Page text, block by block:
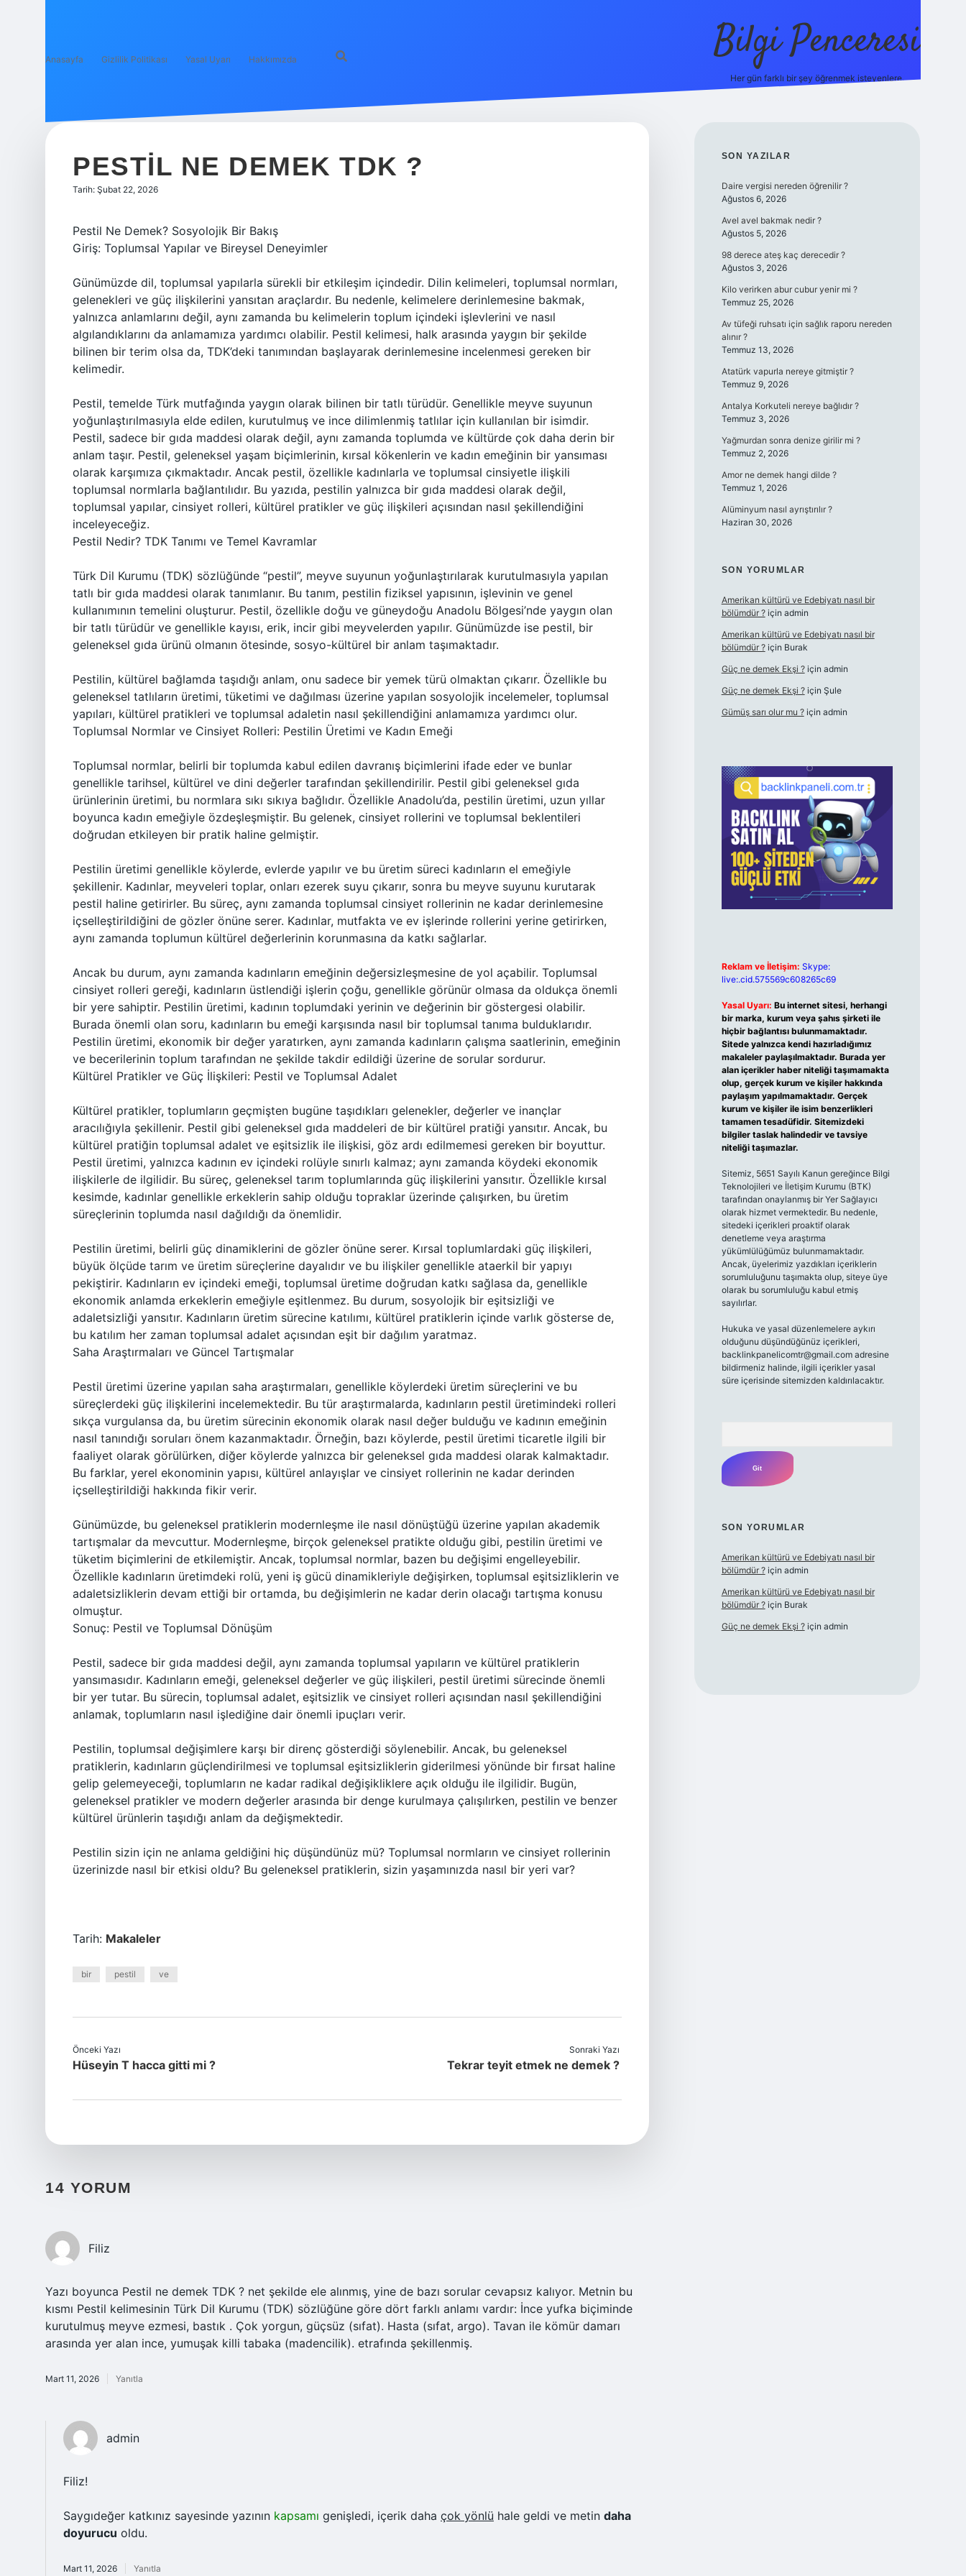
Anasayfa Gizlilik Politikası Yasal Uyarı Hakkımızda Bilgi Penceresi
Her gün farklı bir şey öğrenmek isteyenlere.
PESTIL NE DEMEK TDK ?
Tarih: Şubat 22, 2026
Pestil Ne Demek? Sosyolojik Bir Bakış
Giriş: Toplumsal Yapılar ve Bireysel Deneyimler
Günümüzde dil, toplumsal yapılarla sürekli bir etkileşim içindedir. Dilin kelimeleri, toplumsal normları,
gelenekleri ve güç ilişkilerini yansıtan araçlardır. Bu nedenle, kelimelere derinlemesine bakmak,
yalnızca anlamlarını değil, aynı zamanda bu kelimelerin toplum içindeki işlevlerini ve nasıl
algılandıklarını da anlamamıza yardımcı olabilir. Pestil kelimesi, halk arasında yaygın bir şekilde
bilinen bir terim olsa da, TDK’deki tanımından başlayarak derinlemesine incelenmesi gereken bir
kelimedir.
Pestil, temelde Türk mutfağında yaygın olarak bilinen bir tatlı türüdür. Genellikle meyve suyunun
yoğunlaştırılmasıyla elde edilen, kurutulmuş ve ince dilimlenmiş tatlılar için kullanılan bir isimdir.
Pestil, sadece bir gıda maddesi olarak değil, aynı zamanda toplumda ve kültürde çok daha derin bir
anlam taşır. Pestil, geleneksel yaşam biçimlerinin, kırsal kökenlerin ve kadın emeğinin bir yansıması
olarak karşımıza çıkmaktadır. Ancak pestil, özellikle kadınlarla ve toplumsal cinsiyetle ilişkili
toplumsal normlarla bağlantılıdır. Bu yazıda, pestilin yalnızca bir gıda maddesi olarak değil,
toplumsal yapılar, cinsiyet rolleri, kültürel pratikler ve güç ilişkileri açısından nasıl şekillendiğini
inceleyeceğiz.
Pestil Nedir? TDK Tanımı ve Temel Kavramlar
Türk Dil Kurumu (TDK) sözlüğünde “pestil”, meyve suyunun yoğunlaştırılarak kurutulmasıyla yapılan
tatlı bir gıda maddesi olarak tanımlanır. Bu tanım, pestilin fiziksel yapısının, işlevinin ve genel
kullanımının temelini oluşturur. Pestil, özellikle doğu ve güneydoğu Anadolu Bölgesi’nde yaygın olan
bir tatlı türüdür ve genellikle kayısı, erik, incir gibi meyvelerden yapılır. Günümüzde ise pestil, bir
geleneksel gıda ürünü olmanın ötesinde, sosyo-kültürel bir anlam taşımaktadır.
Pestilin, kültürel bağlamda taşıdığı anlam, onu sadece bir yemek türü olmaktan çıkarır. Özellikle bu
geleneksel tatlıların üretimi, tüketimi ve dağılması üzerine yapılan sosyolojik incelemeler, toplumsal
yapıları, kültürel pratikleri ve toplumsal adaletin nasıl şekillendiğini anlamamıza yardımcı olur.
Toplumsal Normlar ve Cinsiyet Rolleri: Pestilin Üretimi ve Kadın Emeği
Toplumsal normlar, belirli bir toplumda kabul edilen davranış biçimlerini ifade eder ve bunlar
genellikle tarihsel, kültürel ve dini değerler tarafından şekillendirilir. Pestil gibi geleneksel gıda
ürünlerinin üretimi, bu normlara sıkı sıkıya bağlıdır. Özellikle Anadolu’da, pestilin üretimi, uzun yıllar
boyunca kadın emeğiyle özdeşleşmiştir. Bu gelenek, cinsiyet rollerini ve toplumsal beklentileri
doğrudan etkileyen bir pratik haline gelmiştir.
Pestilin üretimi genellikle köylerde, evlerde yapılır ve bu üretim süreci kadınların el emeğiyle
şekillenir. Kadınlar, meyveleri toplar, onları ezerek suyu çıkarır, sonra bu meyve suyunu kurutarak
pestil haline getirirler. Bu süreç, aynı zamanda toplumsal cinsiyet rollerinin ne kadar derinlemesine
içselleştirildiğini de gözler önüne serer. Kadınlar, mutfakta ve ev işlerinde rollerini yerine getirirken,
aynı zamanda toplumun kültürel değerlerinin korunmasına da katkı sağlarlar.
Ancak bu durum, aynı zamanda kadınların emeğinin değersizleşmesine de yol açabilir. Toplumsal
cinsiyet rolleri gereği, kadınların üstlendiği işlerin çoğu, genellikle görünür olmasa da oldukça önemli
bir yere sahiptir. Pestilin üretimi, kadının toplumdaki yerinin ve değerinin bir göstergesi olabilir.
Burada önemli olan soru, kadınların bu emeği karşısında nasıl bir toplumsal tanıma bulduklarıdır.
Pestilin üretimi, ekonomik bir değer yaratırken, aynı zamanda kadınların çalışma saatlerinin, emeğinin
ve becerilerinin toplum tarafından ne şekilde takdir edildiği üzerine de sorular sordurur.
Kültürel Pratikler ve Güç İlişkileri: Pestil ve Toplumsal Adalet
Kültürel pratikler, toplumların geçmişten bugüne taşıdıkları gelenekler, değerler ve inançlar
aracılığıyla şekillenir. Pestil gibi geleneksel gıda maddeleri de bir kültürel pratiği yansıtır. Ancak, bu
kültürel pratiğin toplumsal adalet ve eşitsizlik ile ilişkisi, göz ardı edilmemesi gereken bir boyuttur.
Pestil üretimi, yalnızca kadının ev içindeki rolüyle sınırlı kalmaz; aynı zamanda köydeki ekonomik
ilişkilerle de ilgilidir. Bu süreç, geleneksel tarım toplumlarında güç ilişkilerini yansıtır. Özellikle kırsal
kesimde, kadınlar genellikle erkeklerin sahip olduğu topraklar üzerinde çalışırken, bu üretim
süreçlerinin toplumda nasıl dağıldığı da önemlidir.
Pestilin üretimi, belirli güç dinamiklerini de gözler önüne serer. Kırsal toplumlardaki güç ilişkileri,
büyük ölçüde tarım ve üretim süreçlerine dayalıdır ve bu ilişkiler genellikle ataerkil bir yapıyı
pekiştirir. Kadınların ev içindeki emeği, toplumsal üretime doğrudan katkı sağlasa da, genellikle
ekonomik anlamda erkeklerin emeğiyle eşitlenmez. Bu durum, sosyolojik bir eşitsizliği ve
adaletsizliği yansıtır. Kadınların üretim sürecine katılımı, kültürel pratiklerin içinde varlık gösterse de,
bu katılım her zaman toplumsal adalet açısından eşit bir dağılım yaratmaz.
Saha Araştırmaları ve Güncel Tartışmalar
Pestil üretimi üzerine yapılan saha araştırmaları, genellikle köylerdeki üretim süreçlerini ve bu
süreçlerdeki güç ilişkilerini incelemektedir. Bu tür araştırmalarda, kadınların pestil üretimindeki rolleri
sıkça vurgulansa da, bu üretim sürecinin ekonomik olarak nasıl değer bulduğu ve kadının emeğinin
nasıl tanındığı soruları önem kazanmaktadır. Örneğin, bazı köylerde, pestil üretimi ticaretle ilgili bir
faaliyet olarak görülürken, diğer köylerde yalnızca bir geleneksel gıda maddesi olarak kalmaktadır.
Bu farklar, yerel ekonominin yapısı, kültürel anlayışlar ve cinsiyet rollerinin ne kadar derinden
içselleştirildiği hakkında fikir verir.
Günümüzde, bu geleneksel pratiklerin modernleşme ile nasıl dönüştüğü üzerine yapılan akademik
tartışmalar da mevcuttur. Modernleşme, birçok geleneksel pratikte olduğu gibi, pestilin üretimi ve
tüketim biçimlerini de etkilemiştir. Ancak, toplumsal normlar, bazen bu değişimi engelleyebilir.
Özellikle kadınların üretimdeki rolü, yeni iş gücü dinamikleriyle değişirken, toplumsal eşitsizliklerin ve
adaletsizliklerin devam ettiği bir ortamda, bu değişimlerin ne kadar derin olacağı tartışma konusu
olmuştur.
Sonuç: Pestil ve Toplumsal Dönüşüm
Pestil, sadece bir gıda maddesi değil, aynı zamanda toplumsal yapıların ve kültürel pratiklerin
yansımasıdır. Kadınların emeği, geleneksel değerler ve güç ilişkileri, pestil üretimi sürecinde önemli
bir yer tutar. Bu sürecin, toplumsal adalet, eşitsizlik ve cinsiyet rolleri açısından nasıl şekillendiğini
anlamak, toplumların nasıl işlediğine dair önemli ipuçları verir.
Pestilin, toplumsal değişimlere karşı bir direnç gösterdiği söylenebilir. Ancak, bu geleneksel
pratiklerin, kadınların güçlendirilmesi ve toplumsal eşitsizliklerin giderilmesi yönünde bir fırsat haline
gelip gelemeyeceği, toplumların ne kadar radikal değişikliklere açık olduğu ile ilgilidir. Bugün,
geleneksel pratikler ve modern değerler arasında bir denge kurulmaya çalışılırken, pestilin ve benzer
kültürel ürünlerin taşıdığı anlam da değişmektedir.
Pestilin sizin için ne anlama geldiğini hiç düşündünüz mü? Toplumsal normların ve cinsiyet rollerinin
üzerinizde nasıl bir etkisi oldu? Bu geleneksel pratiklerin, sizin yaşamınızda nasıl bir yeri var?
Tarih: Makaleler
bir pestil ve
Önceki Yazı
Hüseyin T hacca gitti mi ?
Sonraki Yazı
Tekrar teyit etmek ne demek ?
14 YORUM
Filiz
Yazı boyunca Pestil ne demek TDK ? net şekilde ele alınmış, yine de bazı sorular cevapsız kalıyor. Metnin bu
kısmı Pestil kelimesinin Türk Dil Kurumu (TDK) sözlüğüne göre dört farklı anlamı vardır: İnce yufka biçiminde
kurutulmuş meyve ezmesi, bastık . Çok yorgun, güçsüz (sıfat). Hasta (sıfat, argo). Tavan ile kömür damarı
arasında yer alan ince, yumuşak killi tabaka (madencilik). etrafında şekillenmiş.
Mart 11, 2026 Yanıtla
admin
Filiz!
Saygıdeğer katkınız sayesinde yazının kapsamı genişledi, içerik daha çok yönlü hale geldi ve metin daha
doyurucu oldu.
Mart 11, 2026 Yanıtla
SIDEBAR
SON YAZILAR
Daire vergisi nereden öğrenilir ?
Ağustos 6, 2026
Avel avel bakmak nedir ?
Ağustos 5, 2026
98 derece ateş kaç derecedir ?
Ağustos 3, 2026
Kilo verirken abur cubur yenir mi ?
Temmuz 25, 2026
Av tüfeği ruhsatı için sağlık raporu nereden
alınır ?
Temmuz 13, 2026
Atatürk vapurla nereye gitmiştir ?
Temmuz 9, 2026
Antalya Korkuteli nereye bağlıdır ?
Temmuz 3, 2026
Yağmurdan sonra denize girilir mi ?
Temmuz 2, 2026
Amor ne demek hangi dilde ?
Temmuz 1, 2026
Alüminyum nasıl ayrıştırılır ?
Haziran 30, 2026
SON YORUMLAR
Amerikan kültürü ve Edebiyatı nasıl bir
bölümdür ?için admin
Amerikan kültürü ve Edebiyatı nasıl bir
bölümdür ?için Burak
Güç ne demek Ekşi ?için admin
Güç ne demek Ekşi ?için Şule
Gümüş sarı olur mu ?için admin
Reklam ve İletişim: Skype:
live:.cid.575569c608265c69
Yasal Uyarı: Bu internet sitesi, herhangi
bir marka, kurum veya şahıs şirketi ile
hiçbir bağlantısı bulunmamaktadır.
Sitede yalnızca kendi hazırladığımız
makaleler paylaşılmaktadır. Burada yer
alan içerikler haber niteliği taşımamakta
olup, gerçek kurum ve kişiler hakkında
paylaşım yapılmamaktadır. Gerçek
kurum ve kişiler ile isim benzerlikleri
tamamen tesadüfidir. Sitemizdeki
bilgiler taslak halindedir ve tavsiye
niteliği taşımazlar.
Sitemiz, 5651 Sayılı Kanun gereğince Bilgi
Teknolojileri ve İletişim Kurumu (BTK)
tarafından onaylanmış bir Yer Sağlayıcı
olarak hizmet vermektedir. Bu nedenle,
sitedeki içerikleri proaktif olarak
denetleme veya araştırma
yükümlülüğümüz bulunmamaktadır.
Ancak, üyelerimiz yazdıkları içeriklerin
sorumluluğunu taşımakta olup, siteye üye
olarak bu sorumluluğu kabul etmiş
sayılırlar.
Hukuka ve yasal düzenlemelere aykırı
olduğunu düşündüğünüz içerikleri,
backlinkpanelicomtr@gmail.comadresine
bildirmeniz halinde, ilgili içerikler yasal
süre içerisinde sitemizden kaldırılacaktır.
SON YORUMLAR
Amerikan kültürü ve Edebiyatı nasıl bir
bölümdür ?için admin
Amerikan kültürü ve Edebiyatı nasıl bir
bölümdür ?için Burak
Güç ne demek Ekşi ?için admin